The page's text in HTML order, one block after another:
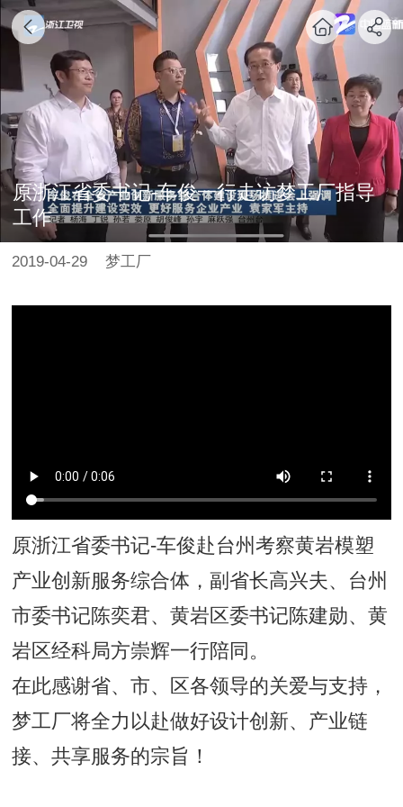
原浙江省委书记-车俊一行走访梦工厂指导
工作
2019-04-29 梦工厂
原浙江省委书记-车俊赴台州考察黄岩模塑
产业创新服务综合体，副省长高兴夫、台州
市委书记陈奕君、黄岩区委书记陈建勋、黄
岩区经科局方崇辉一行陪同。
在此感谢省、市、区各领导的关爱与支持，
梦工厂将全力以赴做好设计创新、产业链
接、共享服务的宗旨！